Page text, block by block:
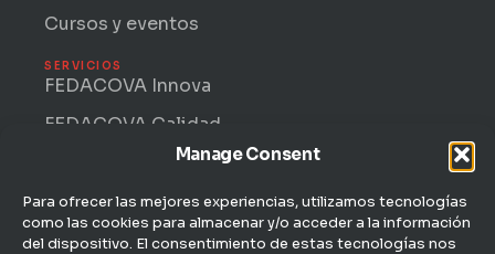
Manage Consent
Para ofrecer las mejores experiencias, utilizamos tecnologías
como las cookies para almacenar y/o acceder a la información
del dispositivo. El consentimiento de estas tecnologías nos
Cursos y eventos
SERVICIOS
FEDACOVA Innova
FEDACOVA Calidad
Internacional · ENTRII
FEDACOVA Informa
Jurídico Laboral